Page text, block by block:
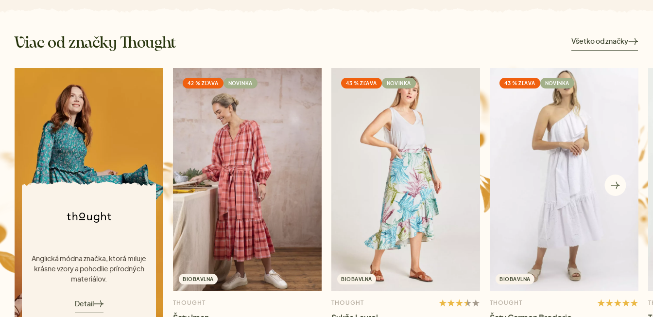
Viac od značky Thought Všetko od značky
Anglická módna značka, ktorá miluje
krásne vzory a pohodlie prírodných
materiálov.
Detail
42 % ZĽAVA NOVINKA
BIOBAVLNA
THOUGHT
43 % ZĽAVA NOVINKA
BIOBAVLNA
THOUGHT
43 % ZĽAVA NOVINKA
BIOBAVLNA
THOUGHT